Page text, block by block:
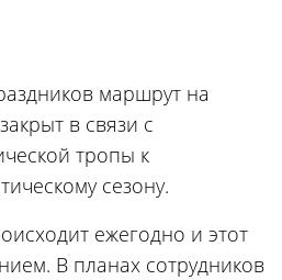
маршрут на
в связи с
тропы к
сезону.
ежегодно и этот
В планах сотрудников